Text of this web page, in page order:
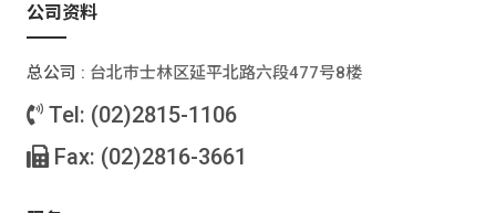
公司资料
总公司 : 台北巿士林区延平北路六段477号8楼
Tel: (02)2815-1106
Fax: (02)2816-3661